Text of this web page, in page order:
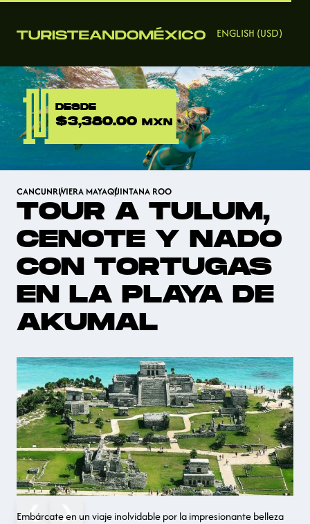
ENGLISH (USD)
DESDE
$3,380.00 MXN
CANCUNRIVIERA MAYAQUINTANA ROO
TOUR A TULUM,
CENOTE Y NADO
CON TORTUGAS
EN LA PLAYA DE
AKUMAL
❮ ❯
Embárcate en un viaje inolvidable por laimpresionante belleza